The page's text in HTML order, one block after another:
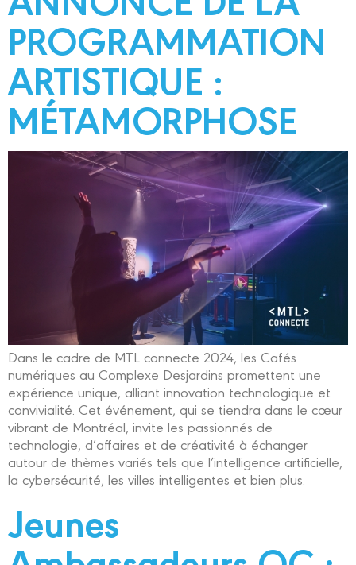
PROGRAMMATION
ARTISTIQUE :
MÉTAMORPHOSE
Dans le cadre de MTL connecte 2024, les Cafés
numériques au Complexe Desjardins promettent une
expérience unique, alliant innovation technologique et
convivialité. Cet événement, qui se tiendra dans le cœur
vibrant de Montréal, invite les passionnés de
technologie, d’affaires et de créativité à échanger
autour de thèmes variés tels que l’intelligence artificielle,
la cybersécurité, les villes intelligentes et bien plus.
Jeunes